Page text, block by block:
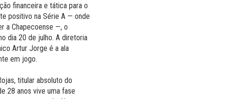
financeira e tática para o
positivo na Série A — onde
a Chapecoense —, o
dia 20 de julho. A diretoria
Artur Jorge é a ala
em jogo.
titular absoluto do
28 anos vive uma fase